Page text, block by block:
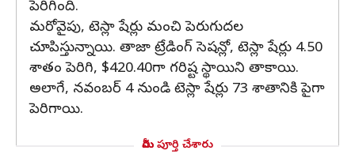
పెరిగింది.
మరోవైపు, టెస్లా షేర్లు మంచి పెరుగుదల
చూపిస్తున్నాయి. తాజా ట్రేడింగ్ సెషన్లో, టెస్లా షేర్లు 4.50
శాతం పెరిగి, $420.40గా గరిష్ట స్థాయిని తాకాయి.
అలాగే, నవంబర్ 4 నుండి టెస్లా షేర్లు 73 శాతానికి పైగా
పెరిగాయి.
మీరు పూర్తి చేశారు